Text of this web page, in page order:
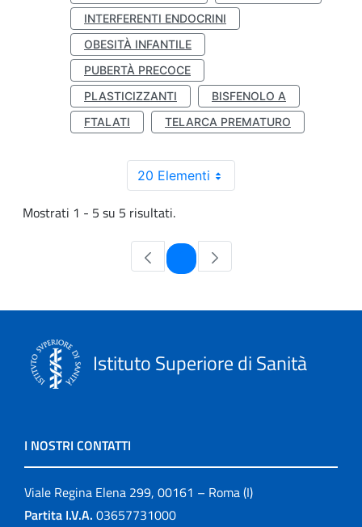
INTERFERENTI ENDOCRINI
OBESITÀ INFANTILE
PUBERTÀ PRECOCE
PLASTICIZZANTI
BISFENOLO A
FTALATI
TELARCA PREMATURO
20 Elementi
Mostrati 1 - 5 su 5 risultati.
Pagina
Istituto Superiore di Sanità
I NOSTRI CONTATTI
Viale Regina Elena 299, 00161 – Roma (I)
Partita I.V.A. 03657731000